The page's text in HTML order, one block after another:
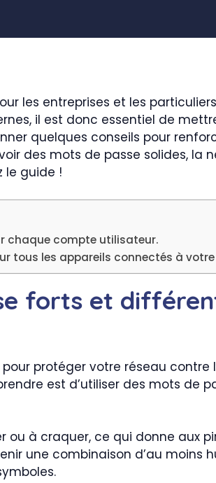
les entreprises et les
il est donc essentiel de
quelques conseils pour
des mots de passe solides, la
le guide !
chaque compte utilisateur.
tous les appareils connectés à votre
forts et
protéger votre réseau contre
est d’utiliser des mots de
ou à craquer, ce qui donne aux
une combinaison d’au moins